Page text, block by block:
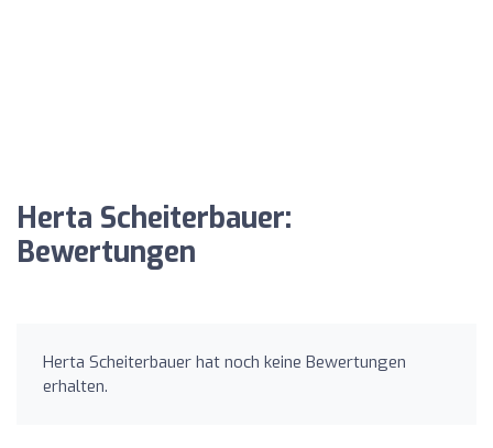
Herta Scheiterbauer:
Bewertungen
Herta Scheiterbauer hat noch keine Bewertungen
erhalten.